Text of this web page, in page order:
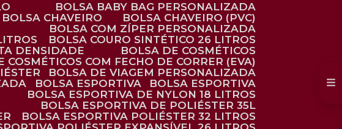
BOLSA BABY BAG PERSONALIZADA
BOLSA CHAVEIRO
BOLSA CHAVEIRO (PVC)
BOLSA COM ZÍPER PERSONALIZADA
BOLSA COURO SINTÉTICO 26 LITROS
DENSIDADE
BOLSA DE COSMÉTICOS
COSMÉTICOS COM FECHO DE CORRER (EVA)
BOLSA DE VIAGEM PERSONALIZADA
BOLSA ESPORTIVA
BOLSA ESPORTIVA
BOLSA ESPORTIVA DE NYLON 18 LITROS
BOLSA ESPORTIVA DE POLIÉSTER 35L
BOLSA ESPORTIVA POLIÉSTER 32 LITROS